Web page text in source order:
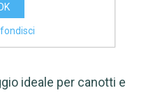
ideale per canotti e